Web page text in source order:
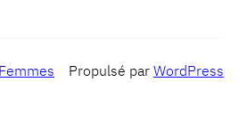
Propulsé parWordPress